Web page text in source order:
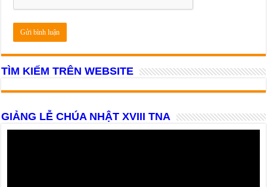
TÌM KIẾM TRÊN WEBSITE
GIẢNG LỄ CHÚA NHẬT XVIII TNA